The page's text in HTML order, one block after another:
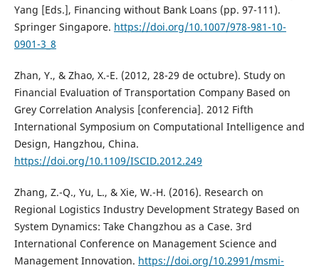
Yang [Eds.], Financing without Bank Loans (pp. 97-111).
Springer Singapore. https://doi.org/10.1007/978-981-10-
0901-3_8
Zhan, Y., & Zhao, X.-E. (2012, 28-29 de octubre). Study on
Financial Evaluation of Transportation Company Based on
Grey Correlation Analysis [conferencia]. 2012 Fifth
International Symposium on Computational Intelligence and
Design, Hangzhou, China.
https://doi.org/10.1109/ISCID.2012.249
Zhang, Z.-Q., Yu, L., & Xie, W.-H. (2016). Research on
Regional Logistics Industry Development Strategy Based on
System Dynamics: Take Changzhou as a Case. 3rd
International Conference on Management Science and
Management Innovation. https://doi.org/10.2991/msmi-